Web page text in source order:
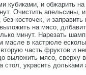
кубиками, и обжарить
Очистить апельсины,
косточек, и заправить
на мясо,
минут. Нарезать
масле в кастрюле
часть фруктов и
выложить мясо, сверху
украсить дольками